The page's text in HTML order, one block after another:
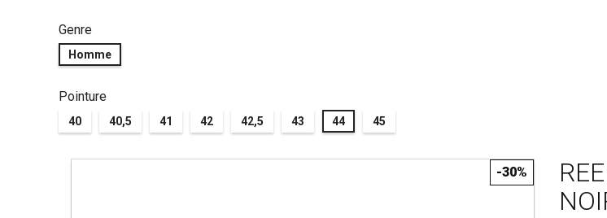
Genre
Homme
Pointure
40 40,5 41 42 42,5 43 44 45
-30%